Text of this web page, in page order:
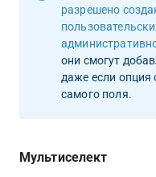
разрешено
они смогут
даже если опция
самого поля.
Мультиселект